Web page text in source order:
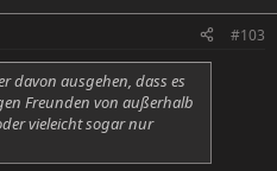
#103
davon ausgehen, dass es
Freunden von außerhalb
vieleicht sogar nur